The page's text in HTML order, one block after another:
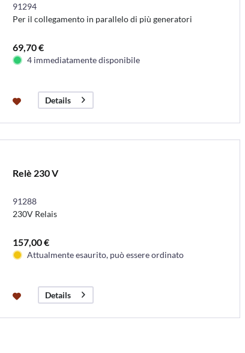
91294
Per il collegamento in parallelo di più generatori
69,70 €
4 immediatamente disponibile
Details
Relè 230 V
91288
230V Relais
157,00 €
Attualmente esaurito, può essere ordinato
Details